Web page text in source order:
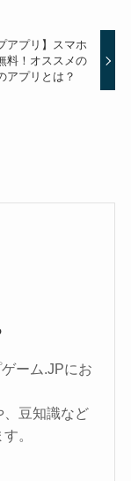
アプリ】スマホ
料！オススメの
アプリとは？
ーム.JPにお
、豆知識など
。